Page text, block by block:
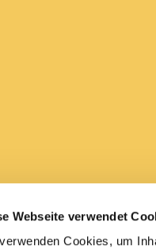
Webseite verwendet
Cookies, um
Caritas Erfurt